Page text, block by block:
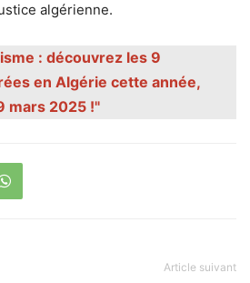
algérienne.
: découvrez les 9
en Algérie cette année,
mars 2025 !"
Article suivant